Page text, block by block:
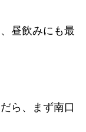
昼飲みにも最
ら、まず南口